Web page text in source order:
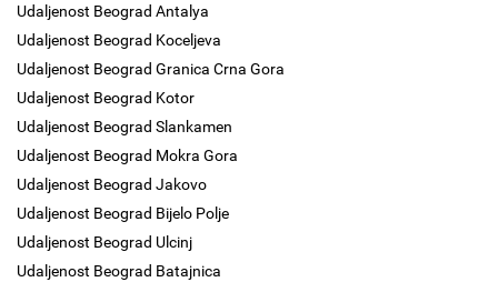
Udaljenost Beograd Antalya
Udaljenost Beograd Koceljeva
Udaljenost Beograd Granica Crna Gora
Udaljenost Beograd Kotor
Udaljenost Beograd Slankamen
Udaljenost Beograd Mokra Gora
Udaljenost Beograd Jakovo
Udaljenost Beograd Bijelo Polje
Udaljenost Beograd Ulcinj
Udaljenost Beograd Batajnica